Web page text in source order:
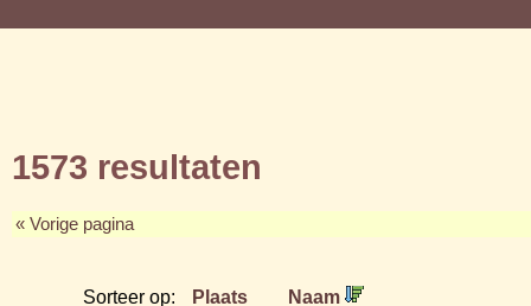
1573 resultaten
« Vorige pagina
Sorteer op: Plaats Naam